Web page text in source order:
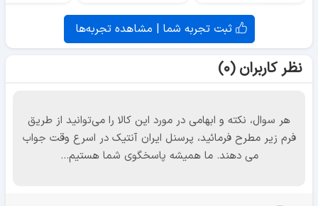
ثبت تجربه شما | مشاهده تجربه‌ها
نظر کاربران (۰)
هر سوال، نکته و ابهامی در مورد این کالا را می‌توانید از طریق
فرم زیر مطرح فرمائید، پرسنل ایران آنتیک در اسرع وقت جواب
می دهند. ما همیشه پاسخگوی شما هستیم...